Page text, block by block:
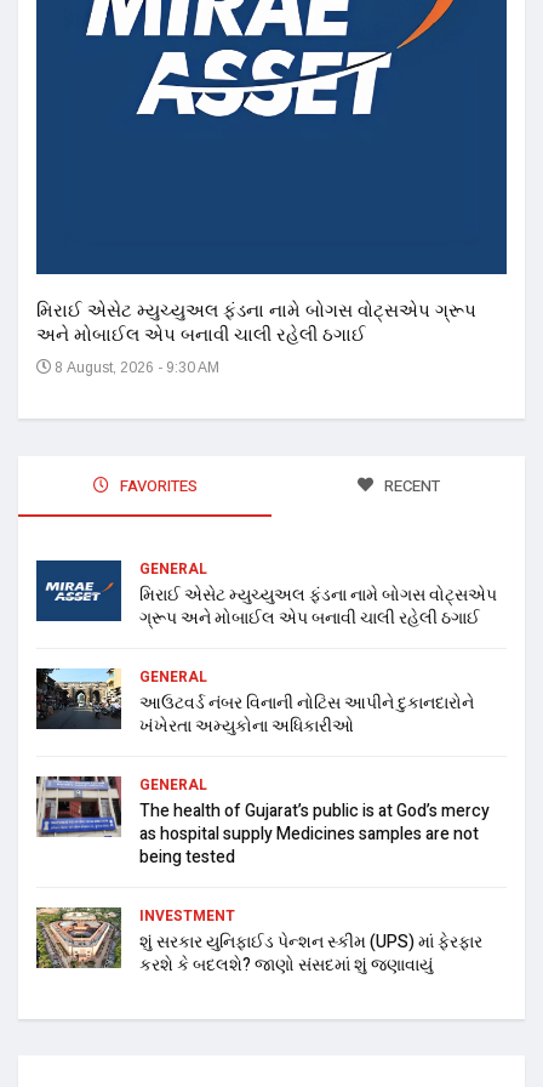
મિરાઈ એસેટ મ્યુચ્યુઅલ ફંડના નામે બોગસ વોટ્સએપ ગ્રૂપ
અને મોબાઈલ એપ બનાવી ચાલી રહેલી ઠગાઈ
8 August, 2026 - 9:30 AM
FAVORITES RECENT
GENERAL
મિરાઈ એસેટ મ્યુચ્યુઅલ ફંડના નામે બોગસ વોટ્સએપ
ગ્રૂપ અને મોબાઈલ એપ બનાવી ચાલી રહેલી ઠગાઈ
GENERAL
આઉટવર્ડ નંબર વિનાની નોટિસ આપીને દુકાનદારોને
ખંખેરતા અમ્યુકોના અધિકારીઓ
GENERAL
The health of Gujarat’s public is at God’s mercy
as hospital supply Medicines samples are not
being tested
INVESTMENT
શું સરકાર યુનિફાઈડ પેન્શન સ્કીમ (UPS) માં ફેરફાર
કરશે કે બદલશે? જાણો સંસદમાં શું જણાવાયું